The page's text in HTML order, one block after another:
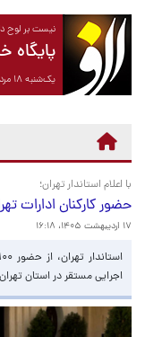
نیست بر لوح
پایگاه
یک‌شنبه ۱۸ مرداد ۱۴۰۵ برابر با ۰۹ آگوست ۲۰۲۶
با اعلام استاندار تهران؛
حضور کارکنان ادارات
۱۷ اردیبهشت ۱۴۰۵، ۱۶:۱۸
اجرایی مستقر در استان تهران از روز شنبه ۱۹